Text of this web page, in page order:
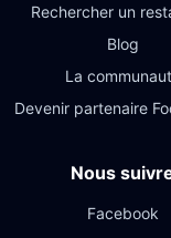
Rechercher un
Blog
La
Devenir partenaire
Nous
Facebook